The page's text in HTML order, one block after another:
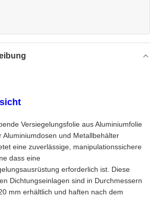
Versiegelungsfolie aus Aluminiumfolie
Aluminiumdosen und Metallbehälter
eine zuverlässige, manipulationssichere
dass eine
erforderlich ist. Diese
Dichtungseinlagen sind in Durchmessern
mm erhältlich und haften nach dem